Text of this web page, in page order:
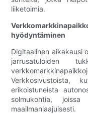
liiketoimia.
hyödyntäminen
Digitaalinen aikakausi
jarrusatuloiden
Verkkosivustoista,
erikoistuneista
solmukohtia,
maailmanlaajuisesti.